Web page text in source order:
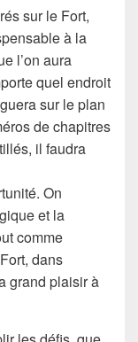
sur le Fort,
à la
l’on aura
quel endroit
sur le plan
de chapitres
il faudra
On
et la
comme
dans
grand plaisir à